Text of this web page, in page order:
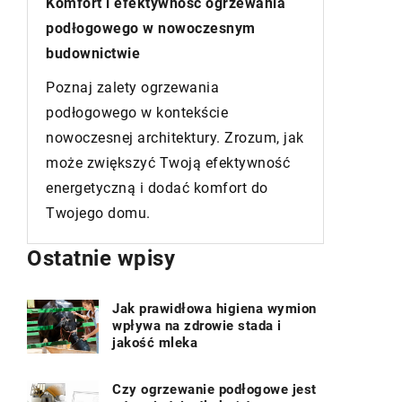
domu
Drzwi zewnętrzne: Bezpieczeństwo,
estetyka i funkcjonalność dla
Twojego domu. Odkryj kluczowe
czynniki wyboru i zaplanuj idealne
wejście!
Ostatnie wpisy
Jak prawidłowa higiena wymion
wpływa na zdrowie stada i
jakość mleka
Czy ogrzewanie podłogowe jest